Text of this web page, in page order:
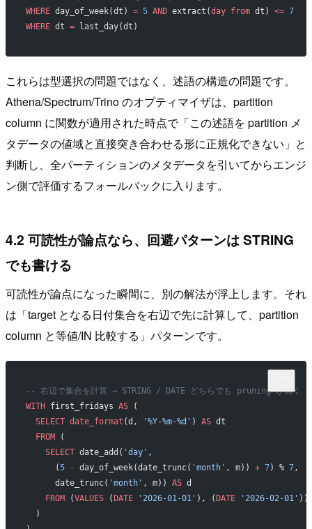
WHERE day_of_week(dt) = 5 AND extract(day from dt) <= 7
WHERE dt =
これらは型選択の問題ではなく、述語の構造の問題です。
Athena/Spectrum/Trino のオプティマイザは、partition
column に関数が適用された時点で「この述語を partition メ
タデータの値域と直接突き合わせる形に正規化できない」と
判断し、全パーティションのメタデータを引いてからエンジ
ン側で評価するフォールバックに入ります。
4.2 可読性が論点なら、回避パターンは STRING
でも書ける
可読性が論点になった瞬間に、別の解法が浮上します。それ
は「target となる日付集合を右辺で先に計算して、partition
column と等値/IN 比較する」パターンです。
-- 右辺で集合を計算 → STRING / DATE どちらでも pruning が効く
WITH first_fridays AS (
  SELECT
date_format (d, '%Y-%m-%d' ) AS dt
  FROM
(
    SELECT
date_add( 'day' ,
      (
5 - day_of_week(date_trunc( 'month' , m)) + 7) % 7,
      date_trunc(
'month' , m)) AS d
    FROM
(VALUES ( DATE '2026-01-01' ), ( DATE '2026-02-01'
  )